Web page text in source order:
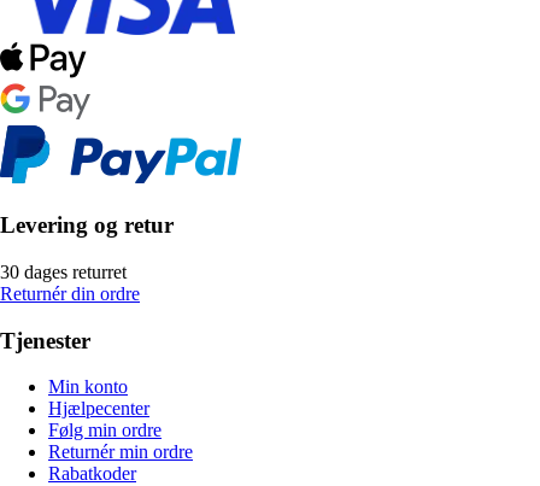
Levering og retur
30 dages returret
Returnér din ordre
Tjenester
Min konto
Hjælpecenter
Følg min ordre
Returnér min ordre
Rabatkoder